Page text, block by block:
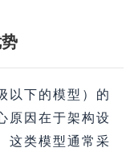
以下的模型）的
原因在于架构设
这类模型通常采